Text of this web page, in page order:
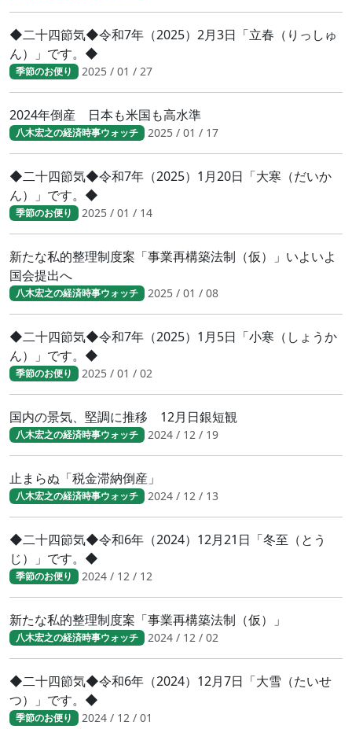
◆二十四節気◆令和7年（2025）2月3日「立春（りっしゅ
ん）」です。◆
季節のお便り 2025 / 01 / 27
2024年倒産 日本も米国も高水準
八木宏之の経済時事ウォッチ 2025 / 01 / 17
◆二十四節気◆令和7年（2025）1月20日「大寒（だいか
ん）」です。◆
季節のお便り 2025 / 01 / 14
新たな私的整理制度案「事業再構築法制（仮）」いよいよ
国会提出へ
八木宏之の経済時事ウォッチ 2025 / 01 / 08
◆二十四節気◆令和7年（2025）1月5日「小寒（しょうか
ん）」です。◆
季節のお便り 2025 / 01 / 02
国内の景気、堅調に推移 12月日銀短観
八木宏之の経済時事ウォッチ 2024 / 12 / 19
止まらぬ「税金滞納倒産」
八木宏之の経済時事ウォッチ 2024 / 12 / 13
◆二十四節気◆令和6年（2024）12月21日「冬至（とう
じ）」です。◆
季節のお便り 2024 / 12 / 12
新たな私的整理制度案「事業再構築法制（仮）」
八木宏之の経済時事ウォッチ 2024 / 12 / 02
◆二十四節気◆令和6年（2024）12月7日「大雪（たいせ
つ）」です。◆
季節のお便り 2024 / 12 / 01